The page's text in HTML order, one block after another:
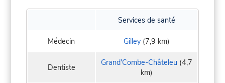
Services de santé
Médecin Gilley (7,9 km)
Dentiste Grand'Combe-Châteleu (4,7
km)